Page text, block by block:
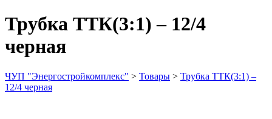
Трубка ТТК(3:1) – 12/4
черная
ЧУП "Энергостройкомплекс" > Товары > Трубка ТТК(3:1) –
12/4 черная